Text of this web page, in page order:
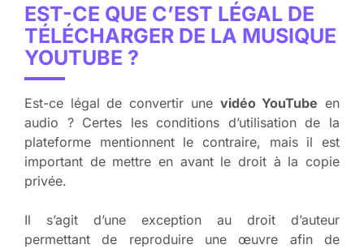
EST-CE QUE C’EST LÉGAL DE
TÉLÉCHARGER DE LA MUSIQUE
YOUTUBE ?
Est-ce légal de convertir une vidéo YouTube en
audio ? Certes les conditions d’utilisation de la
plateforme mentionnent le contraire, mais il est
important de mettre en avant le droit à la copie
privée.
Il s’agit d’une exception au droit d’auteur
permettant de reproduire une œuvre afin de